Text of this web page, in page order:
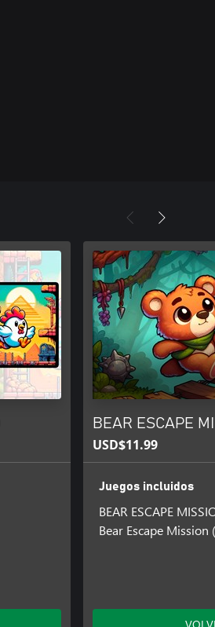
BEAR ESCAPE
USD$11.99
Juegos incluidos
BEAR ESCAPE
Bear Escape Mission